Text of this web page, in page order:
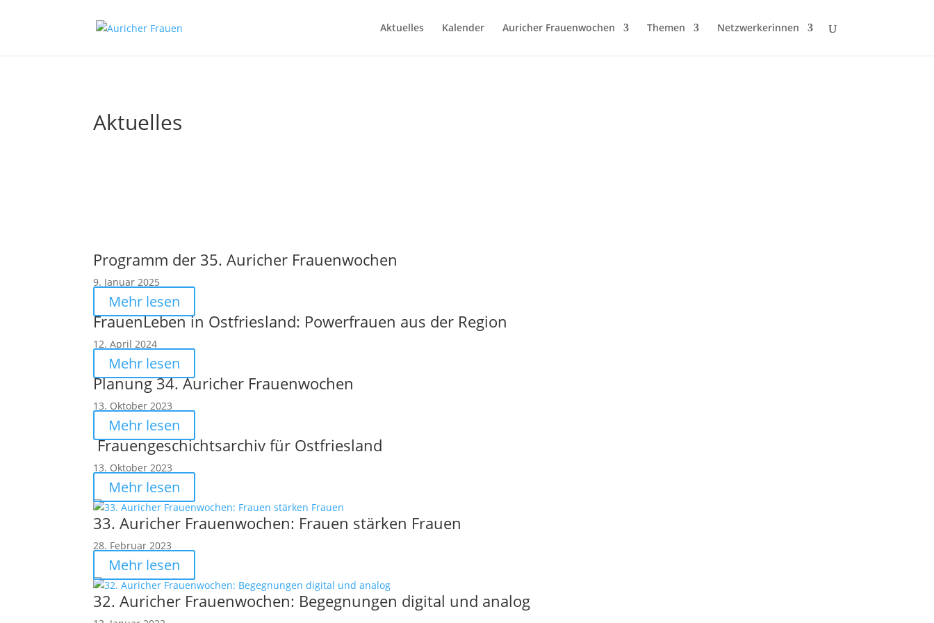
Aktuelles Kalender Auricher Frauenwochen Themen Netzwerkerinnen
Aktuelles
Programm der 35. Auricher Frauenwochen
9. Januar 2025
Mehr lesen
FrauenLeben in Ostfriesland: Powerfrauen aus der Region
12. April 2024
Mehr lesen
Planung 34. Auricher Frauenwochen
13. Oktober 2023
Mehr lesen
Frauengeschichtsarchiv für Ostfriesland
13. Oktober 2023
Mehr lesen
33. Auricher Frauenwochen: Frauen stärken Frauen
28. Februar 2023
Mehr lesen
32. Auricher Frauenwochen: Begegnungen digital und analog